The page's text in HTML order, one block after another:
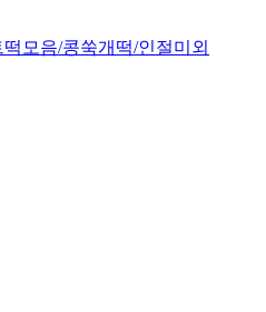
모음/콩쑥개떡/인절미외